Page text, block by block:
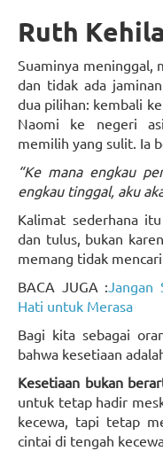
Ruth
Suaminya meninggal,
dan tidak ada
dua pilihan: kembali
Naomi ke negeri
memilih yang sulit. Ia
“Ke mana engkau
engkau tinggal, aku
Kalimat sederhana
dan tulus, bukan
memang tidak mencari
BACA JUGA :Jangan
Hati untuk Merasa
Bagi kita sebagai
bahwa kesetiaan
Kesetiaan bukan
untuk tetap hadir
kecewa, tapi tetap
cintai di tengah